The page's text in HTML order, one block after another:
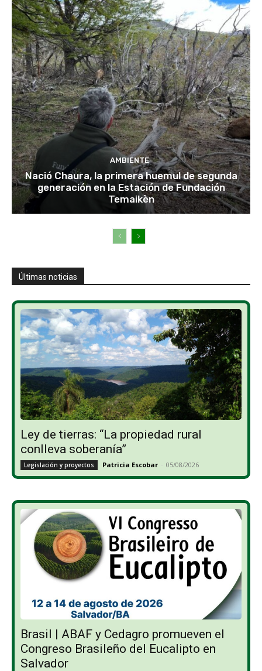
AMBIENTE
Nació Chaura, la primera huemul de segunda
generación en la Estación de Fundación
Temaikèn
Últimas noticias
Ley de tierras: “La propiedad rural
conlleva soberanía”
Legislación y proyectos Patricia Escobar - 05/08/2026
Brasil | ABAF y Cedagro promueven el
Congreso Brasileño del Eucalipto en
Salvador